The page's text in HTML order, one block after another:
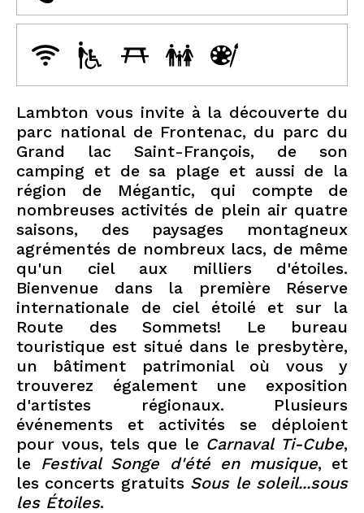
Lambton vous invite à la découverte du
parc national de Frontenac, du parc du
Grand lac Saint-François, de son
camping et de sa plage et aussi de la
région de Mégantic, qui compte de
nombreuses activités de plein air quatre
saisons, des paysages montagneux
agrémentés de nombreux lacs, de même
qu'un ciel aux milliers d'étoiles.
Bienvenue dans la première Réserve
internationale de ciel étoilé et sur la
Route des Sommets! Le bureau
touristique est situé dans le presbytère,
un bâtiment patrimonial où vous y
trouverez également une exposition
d'artistes régionaux. Plusieurs
événements et activités se déploient
pour vous, tels que le Carnaval Ti-Cube,
le Festival Songe d'été en musique, et
les concerts gratuits Sous le soleil...sous
les Étoiles.